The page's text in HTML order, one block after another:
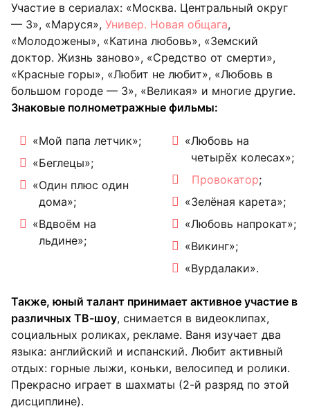
Участие в сериалах: «Москва. Центральный округ
— 3», «Маруся», Универ. Новая общага,
«Молодожены», «Катина любовь», «Земский
доктор. Жизнь заново», «Средство от смерти»,
«Красные горы», «Любит не любит», «Любовь в
большом городе — 3», «Великая» и многие другие.
Знаковые полнометражные фильмы:
«Мой папа летчик»;
«Беглецы»;
«Один плюс один
дома»;
«Вдвоём на
льдине»;
«Любовь на
четырёх колесах»;
Провокатор;
«Зелёная карета»;
«Любовь напрокат»;
«Викинг»;
«Вурдалаки».
Также, юный талант принимает активное участие в
различных ТВ-шоу, снимается в видеоклипах,
социальных роликах, рекламе. Ваня изучает два
языка: английский и испанский. Любит активный
отдых: горные лыжи, коньки, велосипед и ролики.
Прекрасно играет в шахматы (2-й разряд по этой
дисциплине).